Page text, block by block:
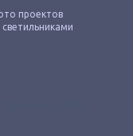
проектов
светильниками